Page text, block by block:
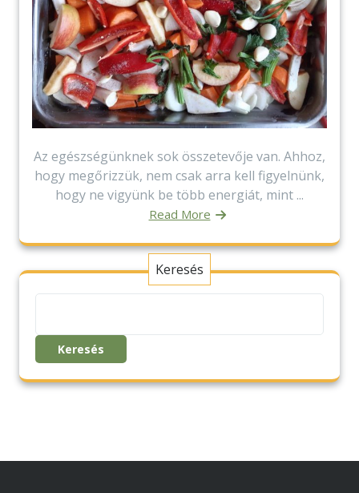
Az egészségünknek sok összetevője van. Ahhoz,
hogy megőrizzük, nem csak arra kell figyelnünk,
hogy ne vigyünk be több energiát, mint ...
Read More
Keresés
Keresés